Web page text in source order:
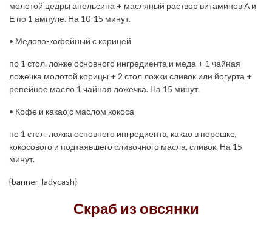
молотой цедры апельсина + масляный раствор витаминов А и
Е по 1 ампуле. На 10-15 минут.
• Медово-кофейный с корицей
по 1 стол. ложке основного ингредиента и меда + 1 чайная
ложечка молотой корицы + 2 стол ложки сливок или йогурта +
репейное масло 1 чайная ложечка. На 15 минут.
• Кофе и какао с маслом кокоса
по 1 стол. ложка основного ингредиента, какао в порошке,
кокосового и подтаявшего сливочного масла, сливок. На 15
минут.
{banner_ladycash}
Скраб из овсянки